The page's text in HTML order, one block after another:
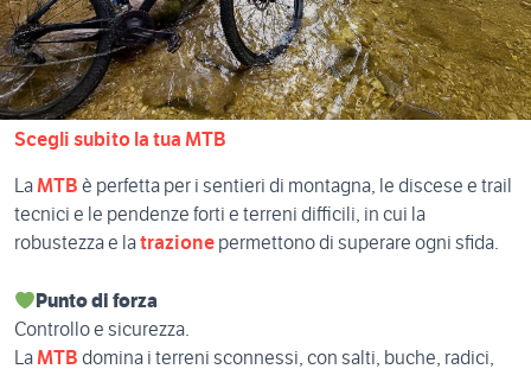
Scegli subito la tua MTB
La MTB è perfetta per i sentieri di montagna, le discese e trail
tecnici e le pendenze forti e terreni difficili, in cui la
robustezza e latrazione permettono di superare ogni sfida.
Punto di forza
Controllo e sicurezza.
LaMTB domina i terreni sconnessi, con salti, buche, radici,